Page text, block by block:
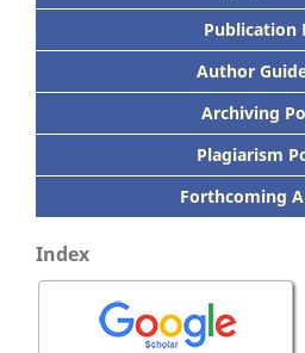
Publication
Author
Archiving
Plagiarism
Forthcoming
Index